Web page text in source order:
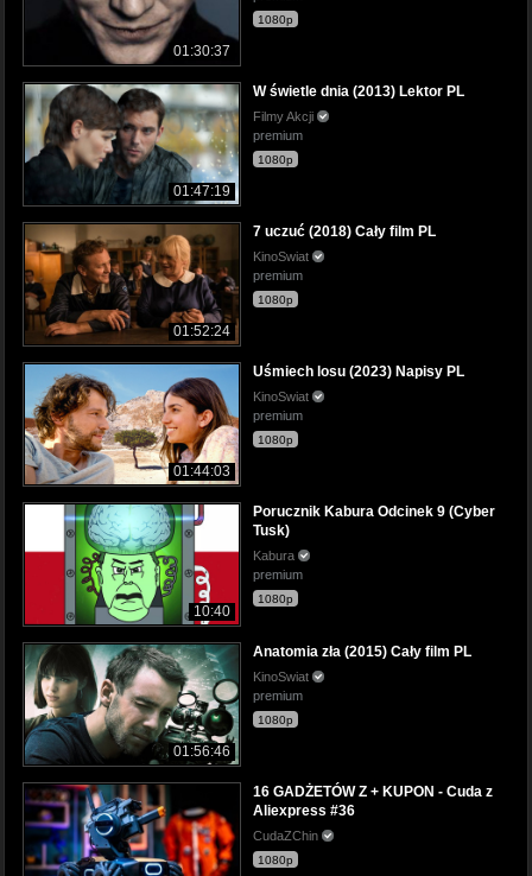
01:30:37
1080p
01:47:19
W świetle dnia (2013) Lektor PL
Filmy Akcji
premium
1080p
01:52:24
7 uczuć (2018) Cały film PL
KinoSwiat
premium
1080p
01:44:03
Uśmiech losu (2023) Napisy PL
KinoSwiat
premium
1080p
10:40
Porucznik Kabura Odcinek 9 (Cyber
Tusk)
Kabura
premium
1080p
01:56:46
Anatomia zła (2015) Cały film PL
KinoSwiat
premium
1080p
16 GADŻETÓW Z + KUPON - Cuda z
Aliexpress #36
CudaZChin
1080p